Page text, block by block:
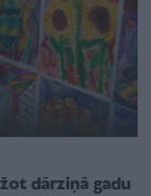
dārziņā gadu